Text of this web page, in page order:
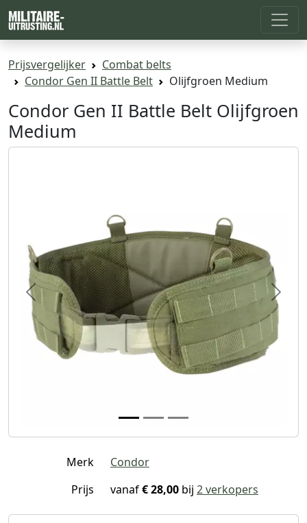
Prijsvergelijker
Combat belts
Condor Gen II Battle Belt
Olijfgroen Medium
Condor Gen II Battle Belt Olijfgroen
Medium
Previous Next
Merk
Condor
Prijs
vanaf€ 28,00 bij 2 verkopers